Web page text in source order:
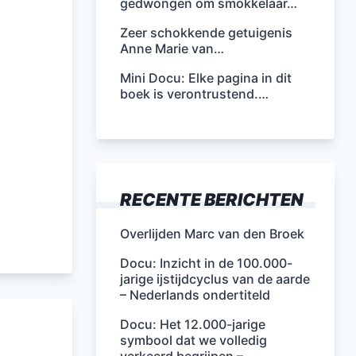
gedwongen om smokkelaar…
Zeer schokkende getuigenis
Anne Marie van…
Mini Docu: Elke pagina in dit
boek is verontrustend.…
RECENTE BERICHTEN
Overlijden Marc van den Broek
Docu: Inzicht in de 100.000-
jarige ijstijdcyclus van de aarde
– Nederlands ondertiteld
Docu: Het 12.000-jarige
symbool dat we volledig